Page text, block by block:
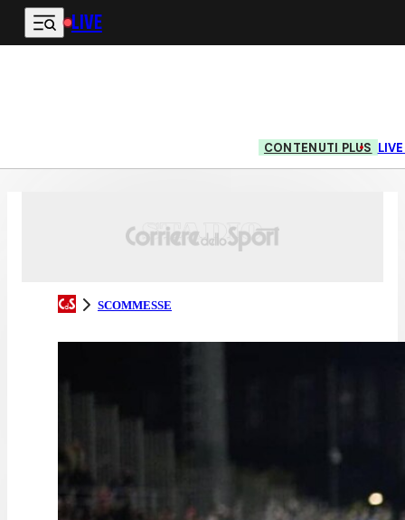
Vai al contenuto principale
LIVE
CONTENUTI PLUS
SCOMMESSE